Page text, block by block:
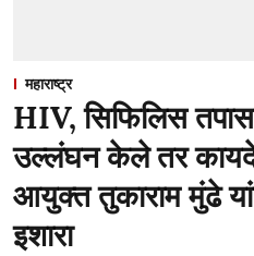
महाराष्ट्र
HIV, सिफिलिस
उल्लंघन केले तर
आयुक्त तुकाराम मुंढे
इशारा